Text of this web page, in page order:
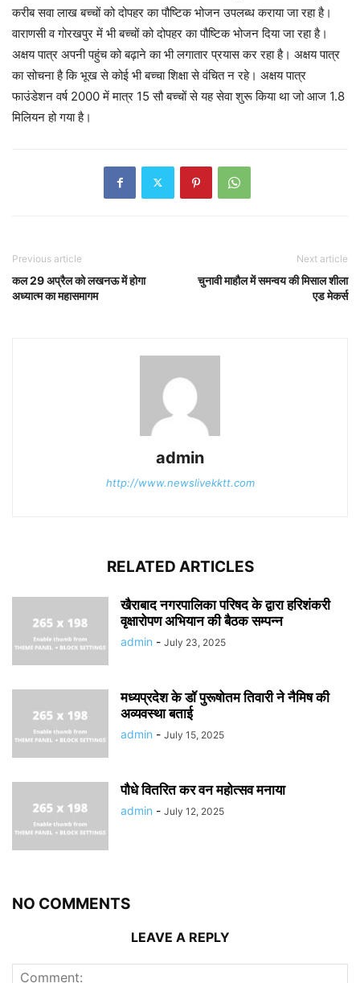
करीब सवा लाख बच्चों को दोपहर का पौष्टिक भोजन उपलब्ध कराया जा रहा है।
वाराणसी व गोरखपुर में भी बच्चों को दोपहर का पौष्टिक भोजन दिया जा रहा है।
अक्षय पात्र अपनी पहुंच को बढ़ाने का भी लगातार प्रयास कर रहा है। अक्षय पात्र
का सोचना है कि भूख से कोई भी बच्चा शिक्षा से वंचित न रहे। अक्षय पात्र
फाउंडेशन वर्ष 2000 में मात्र 15 सौ बच्चों से यह सेवा शुरू किया था जो आज 1.8
मिलियन हो गया है।
Previous article
कल 29 अप्रैल को लखनऊ में होगा
अध्यात्म का महासमागम
Next article
चुनावी माहौल में समन्वय की मिसाल शीला
एड मेकर्स
admin
http://www.newslivekktt.com
RELATED ARTICLES
खैराबाद नगरपालिका परिषद के द्वारा हरिशंकरी
वृक्षारोपण अभियान की बैठक सम्पन्न
admin - July 23, 2025
मध्यप्रदेश के डॉ पुरूषोतम तिवारी ने नैमिष की
अव्यवस्था बताई
admin - July 15, 2025
पौधे वितरित कर वन महोत्सव मनाया
admin - July 12, 2025
NO COMMENTS
LEAVE A REPLY